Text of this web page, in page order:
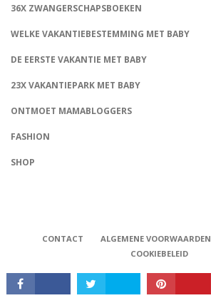
36X ZWANGERSCHAPSBOEKEN
WELKE VAKANTIEBESTEMMING MET BABY
DE EERSTE VAKANTIE MET BABY
23X VAKANTIEPARK MET BABY
ONTMOET MAMABLOGGERS
FASHION
SHOP
CONTACT ALGEMENE VOORWAARDEN
COOKIEBELEID
Babystraatje.nl, Copyright © 2019